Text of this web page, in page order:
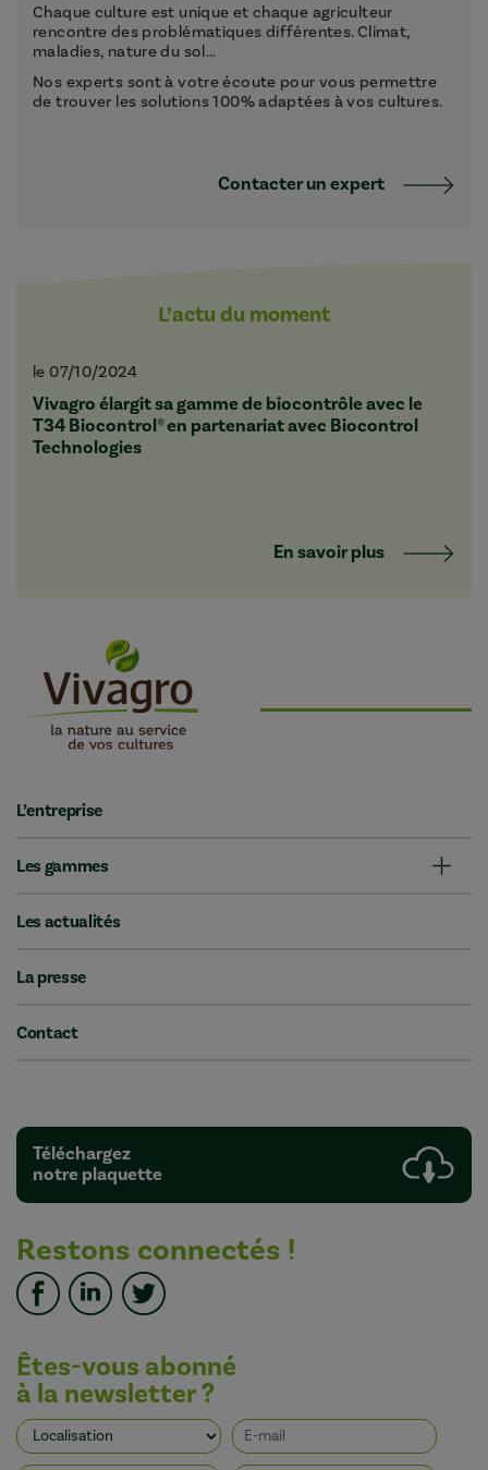
Chaque culture est unique et chaque agriculteur
rencontre des problématiques différentes. Climat,
maladies, nature du sol...
Nos experts sont à votre écoute pour vous permettre
de trouver les solutions 100% adaptées à vos cultures.
Contacter un expert
L’actu du moment
le 07/10/2024
Vivagro élargit sa gamme de biocontrôle avec le
T34 Biocontrol® en partenariat avec Biocontrol
Technologies
En savoir plus
L’entreprise
Les gammes
Les actualités
La presse
Contact
Téléchargez
notre plaquette
Restons connectés !
Êtes-vous abonné
à la newsletter ?